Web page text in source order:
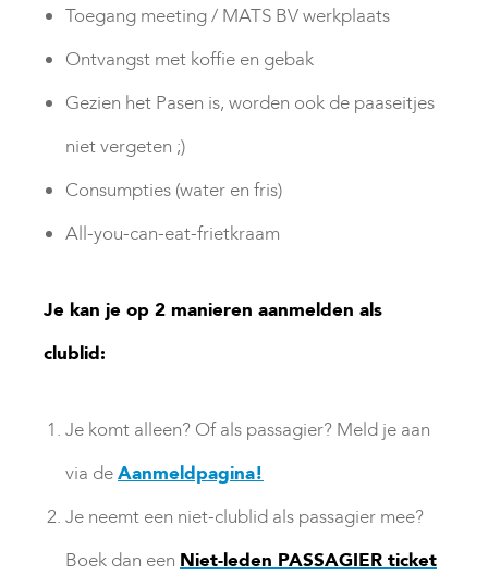
Toegang meeting / MATS BV werkplaats
Ontvangst met koffie en gebak
Gezien het Pasen is, worden ook de paaseitjes
niet vergeten ;)
Consumpties (water en fris)
All-you-can-eat-frietkraam
Je kan je op 2 manieren aanmelden als
clublid:
Je komt alleen? Of als passagier? Meld je aan
via deAanmeldpagina!
Je neemt een niet-clublid als passagier mee?
Boek dan een Niet-leden PASSAGIER ticket